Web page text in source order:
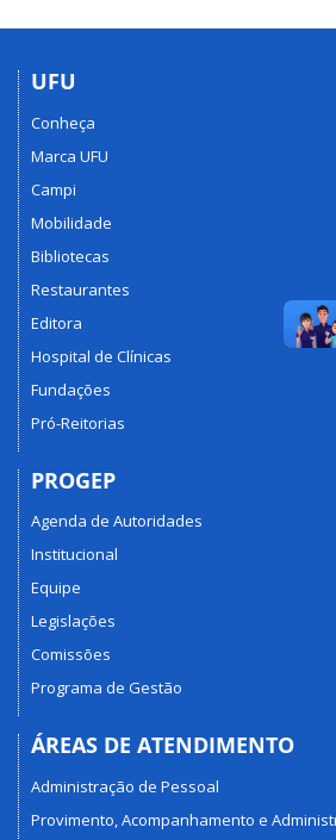
UFU
Conheça
Marca UFU
Campi
Mobilidade
Bibliotecas
Restaurantes
Editora
Hospital de Clínicas
Fundações
Pró-Reitorias
PROGEP
Agenda de Autoridades
Institucional
Equipe
Legislações
Comissões
Programa de Gestão
ÁREAS DE ATENDIMENTO
Administração de Pessoal
Provimento, Acompanhamento e